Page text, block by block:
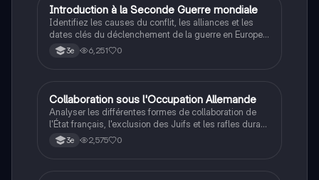
IHistoire
Introduction à la Seconde Guerre mondiale
Identifiez les causes du conflit, les alliances et les
dates clés du déclenchement de la guerre en Europe
et dans le Pacifique.
3e 6,251 0
CHistoire
Collaboration sous l'Occupation Allemande
Analyser les différentes formes de collaboration de
l'État français, l'exclusion des Juifs et les rafles durant
la Seconde Guerre mondiale.
3e 2,575 0